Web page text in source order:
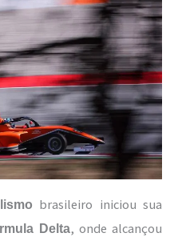
brasileiro iniciou sua
Delta, onde alcançou